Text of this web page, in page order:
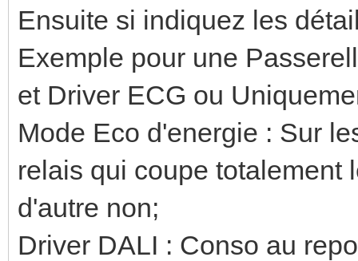
Ensuite si indiquez les
Exemple pour une
et Driver ECG ou
Mode Eco d'energie : Sur
relais qui coupe totalement
d'autre non;
Driver DALI : Conso au